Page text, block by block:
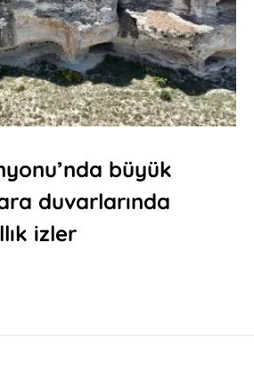
büyük
duvarlarında
izler